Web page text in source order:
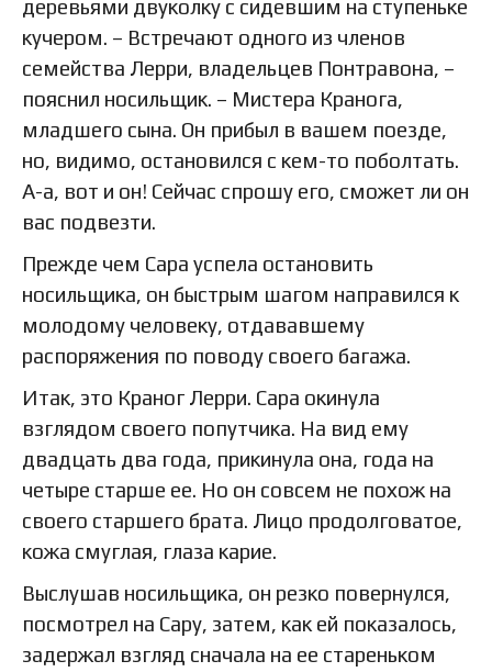
деревьями двуколку с сидевшим на ступеньке
кучером. – Встречают одного из членов
семейства Лерри, владельцев Понтравона, –
пояснил носильщик. – Мистера Кранога,
младшего сына. Он прибыл в вашем поезде,
но, видимо, остановился с кем-то поболтать.
А-а, вот и он! Сейчас спрошу его, сможет ли он
вас подвезти.
Прежде чем Сара успела остановить
носильщика, он быстрым шагом направился к
молодому человеку, отдававшему
распоряжения по поводу своего багажа.
Итак, это Краног Лерри. Сара окинула
взглядом своего попутчика. На вид ему
двадцать два года, прикинула она, года на
четыре старше ее. Но он совсем не похож на
своего старшего брата. Лицо продолговатое,
кожа смуглая, глаза карие.
Выслушав носильщика, он резко повернулся,
посмотрел на Сару, затем, как ей показалось,
задержал взгляд сначала на ее стареньком